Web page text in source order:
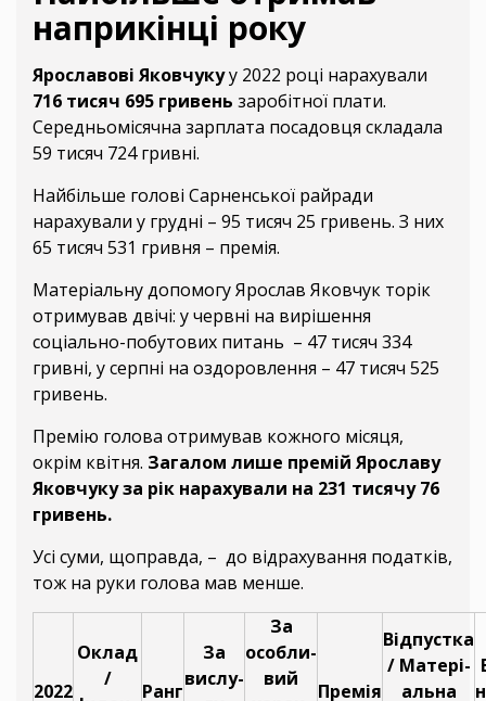
наприкінці року
Ярославові Яковчукуу 2022 році нарахували
716 тисяч 695 гривень заробітної плати.
Середньомісячна зарплата посадовця складала
59 тисяч 724 гривні.
Найбільше голові Сарненської райради
нарахували у грудні – 95 тисяч 25 гривень. З них
65 тисяч 531 гривня – премія.
Матеріальну допомогу Ярослав Яковчук торік
отримував двічі: у червні на вирішення
соціально-побутових питань – 47 тисяч 334
гривні, у серпні на оздоровлення – 47 тисяч 525
гривень.
Премію голова отримував кожного місяця,
окрім квітня. Загалом лише премій Ярославу
Яковчуку за рік нарахували на 231 тисячу 76
гривень.
Усі суми, щоправда, – до відрахування податків,
тож на руки голова мав менше.
2022
Оклад
/
Ранг
За
вислу-
За
особли-
вий
Премія
Відпустка
/ Матері-
альна